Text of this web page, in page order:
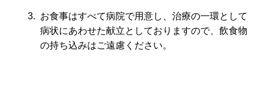
お食事はすべて病院で用意し、治療の一環として
病状にあわせた献立としておりますので、飲食物
の持ち込みはご遠慮ください。